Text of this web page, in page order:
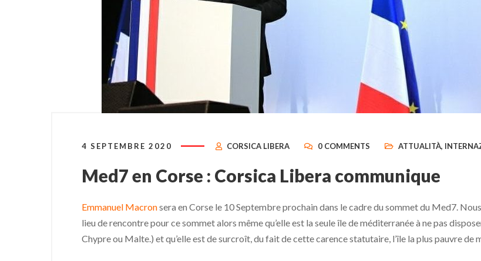
4 SEPTEMBRE 2020 CORSICA LIBERA 0 COMMENTS ATTUALITÀ,
Med7 en Corse : Corsica Libera communique
Emmanuel Macronsera en Corse le 10 Septembre prochain dans le cadre du sommet du Med7.
lieu de rencontre pour ce sommet alors même qu’elle est la seule île de méditerranée à ne pas
Chypre ou Malte.) et qu’elle est de surcroît, du fait de cette carence statutaire, l’île la plus pauvre de